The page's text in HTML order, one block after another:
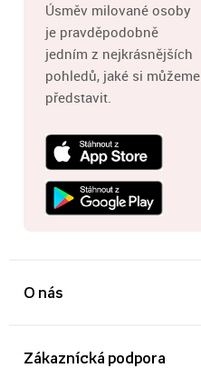
Úsměv milované osoby
je pravděpodobně
jedním z nejkrásnějších
pohledů, jaké si můžeme
představit.
O nás
Zákaznícká podpora